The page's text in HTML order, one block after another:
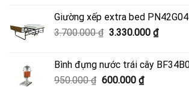
4.500.000 ₫.là:
Giường xếp extra bed
3.700.000₫ Giá
3.700.000 ₫.
3.330.000 ₫Giá
là:
Bình đựng nước trái cây
950.000₫ Giá
600.000 ₫Giá